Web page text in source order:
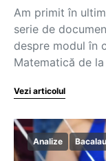
Am primit în
serie de
despre modul în
Matematică de
Vezi articolul
Analize